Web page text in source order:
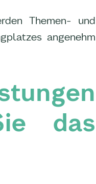
Themen- und
angenehm
das